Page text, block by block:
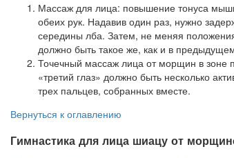
Массаж для лица: повышение тонуса
обеих рук. Надавив один раз, нужно
середины лба. Затем, не меняя
должно быть такое же, как и в
Точечный массаж лица от морщин в зоне
«третий глаз» должно быть несколько
трех пальцев, собранных вместе.
Вернуться к оглавлению
Гимнастика для лица шиацу от